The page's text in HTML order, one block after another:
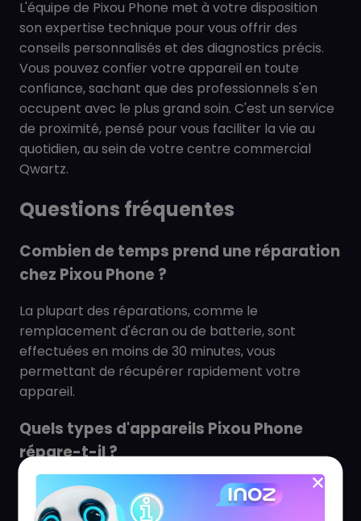
L'équipe de Pixou Phone met à votre disposition
son expertise technique pour vous offrir des
conseils personnalisés et des diagnostics précis.
Vous pouvez confier votre appareil en toute
confiance, sachant que des professionnels s'en
occupent avec le plus grand soin. C'est un service
de proximité, pensé pour vous faciliter la vie au
quotidien, au sein de votre centre commercial
Qwartz.
Questions fréquentes
Combien de temps prend une réparation
chez Pixou Phone ?
La plupart des réparations, comme le
remplacement d'écran ou de batterie, sont
effectuées en moins de 30 minutes, vous
permettant de récupérer rapidement votre
appareil.
Quels types d'appareils Pixou Phone
répare-t-il ?
Pixou Phone est spécialisé dans la réparation de
smartphones, tablettes et ordinateurs de toutes